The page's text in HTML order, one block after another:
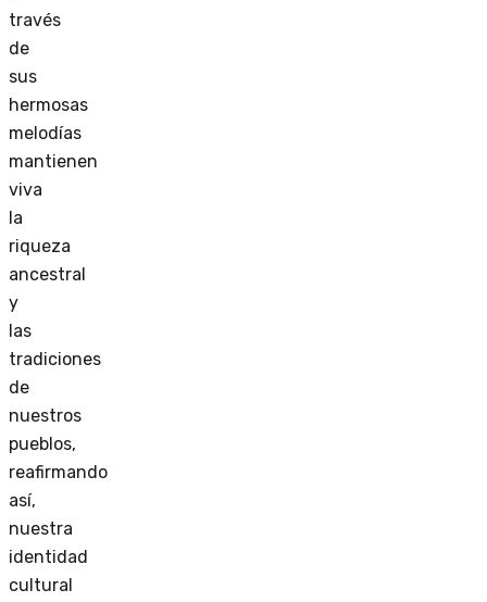
través
de
sus
hermosas
melodías
mantienen
viva
la
riqueza
ancestral
y
las
tradiciones
de
nuestros
pueblos,
reafirmando
así,
nuestra
identidad
cultural